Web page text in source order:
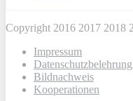
Copyright 2016 2017 2018
Impressum
Datenschutzbelehrung
Bildnachweis
Kooperationen